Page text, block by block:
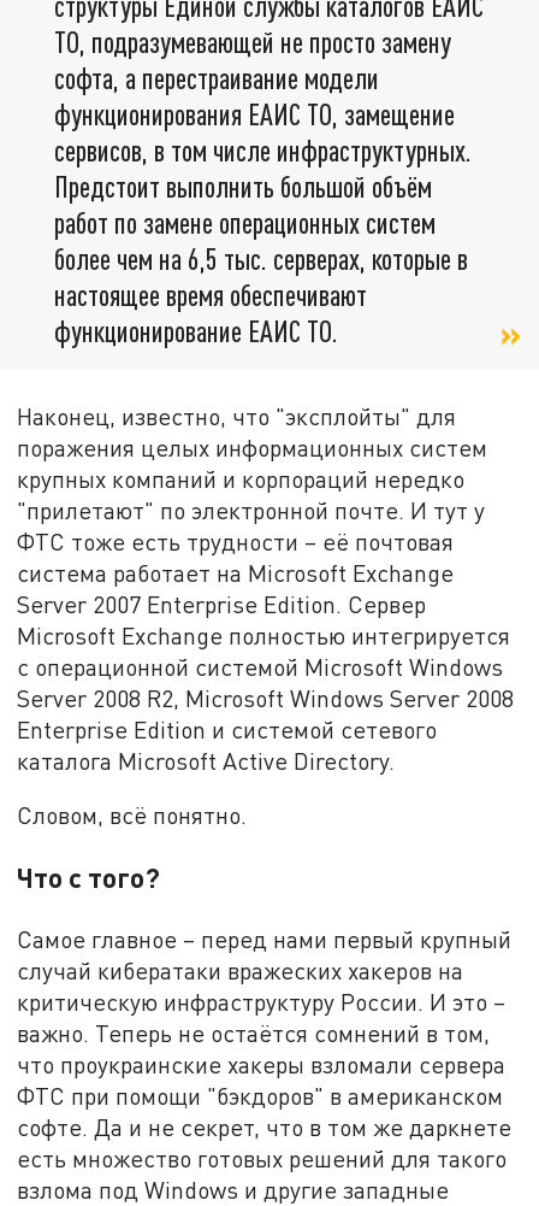
ТО, подразумевающей не просто замену
софта, а перестраивание модели
функционирования ЕАИС ТО, замещение
сервисов, в том числе инфраструктурных.
Предстоит выполнить большой объём
работ по замене операционных систем
более чем на 6,5 тыс. серверах, которые в
настоящее время обеспечивают
функционирование ЕАИС ТО.
Наконец, известно, что "эксплойты" для
поражения целых информационных систем
крупных компаний и корпораций нередко
"прилетают" по электронной почте. И тут у
ФТС тоже есть трудности – её почтовая
система работает на Microsoft Exchange
Server 2007 Enterprise Edition. Сервер
Microsoft Exchange полностью интегрируется
с операционной системой Microsoft Windows
Server 2008 R2, Microsoft Windows Server 2008
Enterprise Edition и системой сетевого
каталога Microsoft Active Directory.
Словом, всё понятно.
Что с того?
Самое главное – перед нами первый крупный
случай кибератаки вражеских хакеров на
критическую инфраструктуру России. И это –
важно. Теперь не остаётся сомнений в том,
что проукраинские хакеры взломали сервера
ФТС при помощи "бэкдоров" в американском
софте. Да и не секрет, что в том же даркнете
есть множество готовых решений для такого
взлома под Windows и другие западные